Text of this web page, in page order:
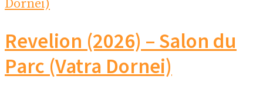
Revelion (2026) – Salon du
Parc (Vatra Dornei)